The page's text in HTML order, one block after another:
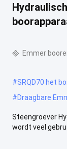
Emmer
#SRQD70 het
#Draagbare
Steengroever
wordt veel